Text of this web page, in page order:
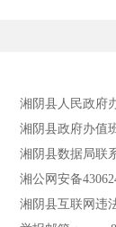
湘阴县人民政府
湘阴县政府办值
湘阴县数据局联
湘公网安备
湘阴县互联网违